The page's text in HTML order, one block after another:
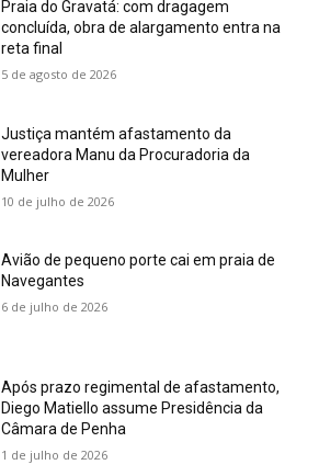
Praia do Gravatá: com dragagem
concluída, obra de alargamento entra na
reta final
5 de agosto de 2026
Justiça mantém afastamento da
vereadora Manu da Procuradoria da
Mulher
10 de julho de 2026
Avião de pequeno porte cai em praia de
Navegantes
6 de julho de 2026
Após prazo regimental de afastamento,
Diego Matiello assume Presidência da
Câmara de Penha
1 de julho de 2026